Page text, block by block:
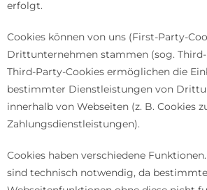
erfolgt.
Cookies können von uns (First-Party-
Drittunternehmen stammen (sog. Third-
Third-Party-Cookies ermöglichen die
bestimmter Dienstleistungen von
innerhalb von Webseiten (z. B. Cookies
Zahlungsdienstleistungen).
Cookies haben verschiedene
sind technisch notwendig, da bestimmte